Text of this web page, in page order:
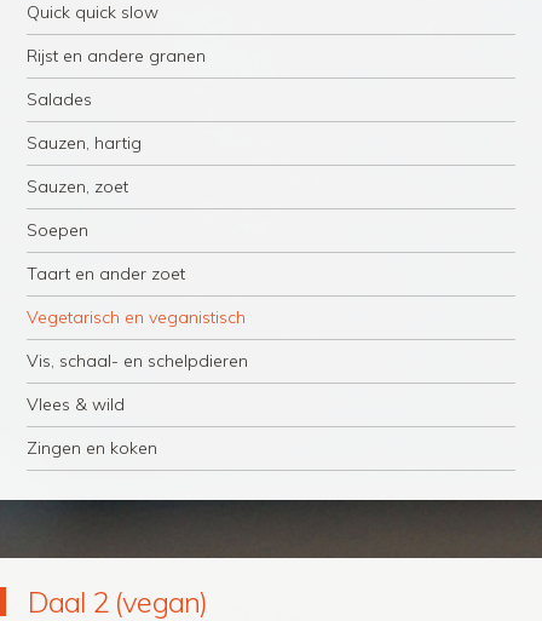
Quick quick slow
Rijst en andere granen
Salades
Sauzen, hartig
Sauzen, zoet
Soepen
Taart en ander zoet
Vegetarisch en veganistisch
Vis, schaal- en schelpdieren
Vlees & wild
Zingen en koken
Daal 2 (vegan)